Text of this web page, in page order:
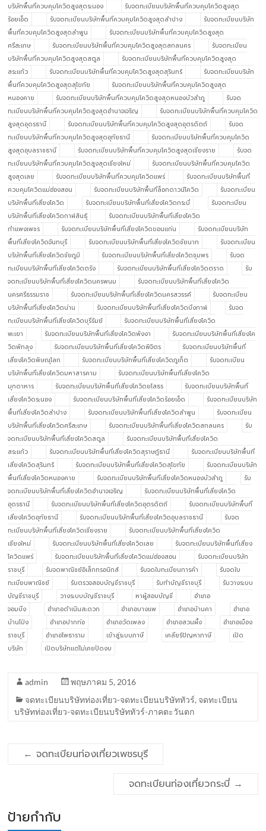
บริษัทพื้นที่ควบคุมโควิดสูงสุดระนอง
รับจดทะเบียนบริษัทพื้นที่ควบคุมโควิดสูงสุด
ร้อยเอ็ด
รับจดทะเบียนบริษัทพื้นที่ควบคุมโควิดสูงสุดลำปาง
รับจดทะเบียนบริษัท
พื้นที่ควบคุมโควิดสูงสุดลำพูน
รับจดทะเบียนบริษัทพื้นที่ควบคุมโควิดสูงสุด
ศรีสะเกษ
รับจดทะเบียนบริษัทพื้นที่ควบคุมโควิดสูงสุดสกลนคร
รับจดทะเบียน
บริษัทพื้นที่ควบคุมโควิดสูงสุดสตูล
รับจดทะเบียนบริษัทพื้นที่ควบคุมโควิดสูงสุด
สระแก้ว
รับจดทะเบียนบริษัทพื้นที่ควบคุมโควิดสูงสุดสุรินทร์
รับจดทะเบียนบริษัท
พื้นที่ควบคุมโควิดสูงสุดสุโขทัย
รับจดทะเบียนบริษัทพื้นที่ควบคุมโควิดสูงสุด
หนองคาย
รับจดทะเบียนบริษัทพื้นที่ควบคุมโควิดสูงสุดหนองบัวลำภู
รับจด
ทะเบียนบริษัทพื้นที่ควบคุมโควิดสูงสุดอำนาจเจริญ
รับจดทะเบียนบริษัทพื้นที่ควบคุมโควิด
สูงสุดอุดรธานี
รับจดทะเบียนบริษัทพื้นที่ควบคุมโควิดสูงสุดอุตรดิตถ์
รับจด
ทะเบียนบริษัทพื้นที่ควบคุมโควิดสูงสุดอุทัยธานี
รับจดทะเบียนบริษัทพื้นที่ควบคุมโควิด
สูงสุดอุบลราชธานี
รับจดทะเบียนบริษัทพื้นที่ควบคุมโควิดสูงสุดเชียงราย
รับจด
ทะเบียนบริษัทพื้นที่ควบคุมโควิดสูงสุดเชียงใหม่
รับจดทะเบียนบริษัทพื้นที่ควบคุมโควิด
สูงสุดเลย
รับจดทะเบียนบริษัทพื้นที่ควบคุมโควิดแพร่
รับจดทะเบียนบริษัทพื้นที่
ควบคุมโควิดแม่ฮ่องสอน
รับจดทะเบียนบริษัทพื้นที่ล็อกดาวน์โควิด
รับจดทะเบียน
บริษัทพื้นที่เสี่ยงโควิด
รับจดทะเบียนบริษัทพื้นที่เสี่ยงโควิดกระบี่
รับจดทะเบียน
บริษัทพื้นที่เสี่ยงโควิดกาฬสินธุ์
รับจดทะเบียนบริษัทพื้นที่เสี่ยงโควิด
กำแพงเพชร
รับจดทะเบียนบริษัทพื้นที่เสี่ยงโควิดขอนแก่น
รับจดทะเบียนบริษัท
พื้นที่เสี่ยงโควิดจันทบุรี
รับจดทะเบียนบริษัทพื้นที่เสี่ยงโควิดชัยนาท
รับจดทะเบียน
บริษัทพื้นที่เสี่ยงโควิดชัยภูมิ
รับจดทะเบียนบริษัทพื้นที่เสี่ยงโควิดชุมพร
รับจด
ทะเบียนบริษัทพื้นที่เสี่ยงโควิดตรัง
รับจดทะเบียนบริษัทพื้นที่เสี่ยงโควิดตราด
รับ
จดทะเบียนบริษัทพื้นที่เสี่ยงโควิดนครพนม
รับจดทะเบียนบริษัทพื้นที่เสี่ยงโควิด
นครศรีธรรมราช
รับจดทะเบียนบริษัทพื้นที่เสี่ยงโควิดนครสวรรค์
รับจดทะเบียน
บริษัทพื้นที่เสี่ยงโควิดน่าน
รับจดทะเบียนบริษัทพื้นที่เสี่ยงโควิดบึงกาฬ
รับจด
ทะเบียนบริษัทพื้นที่เสี่ยงโควิดบุรีรัมย์
รับจดทะเบียนบริษัทพื้นที่เสี่ยงโควิด
พะเยา
รับจดทะเบียนบริษัทพื้นที่เสี่ยงโควิดพังงา
รับจดทะเบียนบริษัทพื้นที่เสี่ยงโค
วิดพัทลุง
รับจดทะเบียนบริษัทพื้นที่เสี่ยงโควิดพิจิตร
รับจดทะเบียนบริษัทพื้นที่
เสี่ยงโควิดพิษณุโลก
รับจดทะเบียนบริษัทพื้นที่เสี่ยงโควิดภูเก็ต
รับจดทะเบียน
บริษัทพื้นที่เสี่ยงโควิดมหาสารคาม
รับจดทะเบียนบริษัทพื้นที่เสี่ยงโควิด
มุกดาหาร
รับจดทะเบียนบริษัทพื้นที่เสี่ยงโควิดยโสธร
รับจดทะเบียนบริษัทพื้นที่
เสี่ยงโควิดระนอง
รับจดทะเบียนบริษัทพื้นที่เสี่ยงโควิดร้อยเอ็ด
รับจดทะเบียนบริษัท
พื้นที่เสี่ยงโควิดลำปาง
รับจดทะเบียนบริษัทพื้นที่เสี่ยงโควิดลำพูน
รับจดทะเบียน
บริษัทพื้นที่เสี่ยงโควิดศรีสะเกษ
รับจดทะเบียนบริษัทพื้นที่เสี่ยงโควิดสกลนคร
รับ
จดทะเบียนบริษัทพื้นที่เสี่ยงโควิดสตูล
รับจดทะเบียนบริษัทพื้นที่เสี่ยงโควิด
สระแก้ว
รับจดทะเบียนบริษัทพื้นที่เสี่ยงโควิดสุราษฎ์ธานี
รับจดทะเบียนบริษัทพื้นที่
เสี่ยงโควิดสุรินทร์
รับจดทะเบียนบริษัทพื้นที่เสี่ยงโควิดสุโขทัย
รับจดทะเบียนบริษัท
พื้นที่เสี่ยงโควิดหนองคาย
รับจดทะเบียนบริษัทพื้นที่เสี่ยงโควิดหนองบัวลำภู
รับ
จดทะเบียนบริษัทพื้นที่เสี่ยงโควิดอำนาจเจริญ
รับจดทะเบียนบริษัทพื้นที่เสี่ยงโควิด
อุดรธานี
รับจดทะเบียนบริษัทพื้นที่เสี่ยงโควิดอุตรดิตถ์
รับจดทะเบียนบริษัทพื้นที่
เสี่ยงโควิดอุทัยธานี
รับจดทะเบียนบริษัทพื้นที่เสี่ยงโควิดอุบลราชธานี
รับจด
ทะเบียนบริษัทพื้นที่เสี่ยงโควิดเชียงราย
รับจดทะเบียนบริษัทพื้นที่เสี่ยงโควิด
เชียงใหม่
รับจดทะเบียนบริษัทพื้นที่เสี่ยงโควิดเลย
รับจดทะเบียนบริษัทพื้นที่เสี่ยง
โควิดแพร่
รับจดทะเบียนบริษัทพื้นที่เสี่ยงโควิดแม่ฮ่องสอน
รับจดทะเบียนบริษัท
ราชบุรี
รับจดพาณิชย์อิเล็กทรอนิกส์ รับจดใบทะเบียนการค้า
รับจดใบ
ทะเบียนพาณิชย์
รับตรวจสอบบัญชีราชบุรี รับทำบัญชีราชบุรี
รับวางระบบ
บัญชีราชบุรี
วางระบบบัญชีราชบุรี หาผู้สอบบัญชี
อำเภอ
จอมบึง
อำเภอดำเนินสะดวก อำเภอบางแพ อำเภอบ้านคา
อำเภอ
บ้านโป่ง
อำเภอปากท่อ อำเภอวัดเพลง อำเภอสวนผึ้ง
อำเภอเมือง
ราชบุรี
อำเภอโพธาราม เข้าสู่ระบบภาษี เคลียร์ปัญหาภาษี
เปิด
บริษัท
เปิดบริษัทแต่ไม่เคยปิดงบ
admin
พฤษภาคม 5, 2016
จดทะเบียนบริษัทท่องเที่ยว-จดทะเบียนบริษัททัวร์, จดทะเบียน
บริษัทท่องเที่ยว-จดทะเบียนบริษัททัวร์-ภาคตะวันตก
← จดทะเบียนท่องเที่ยวเพชรบุรี
จดทะเบียนท่องเที่ยวกระบี่ →
ป้ายกำกับ